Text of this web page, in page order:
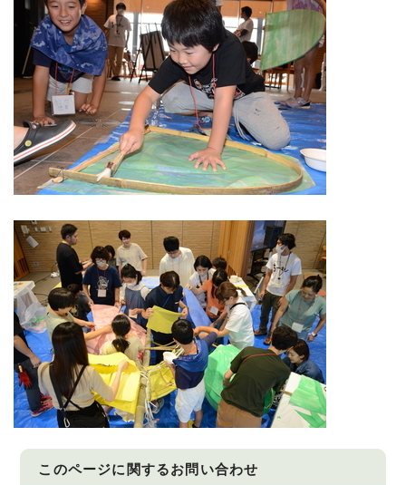
このページに関するお問い合わせ